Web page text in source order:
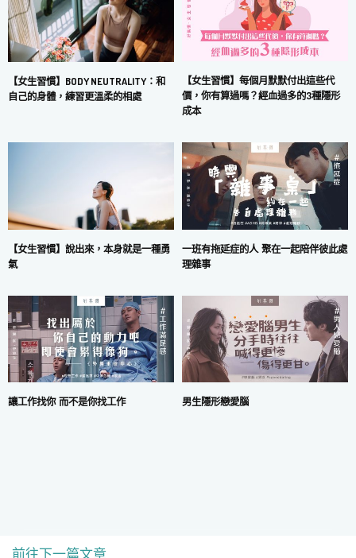
【女生習慣】BODY NEUTRALITY：和
自己的身體，練習更溫柔的相處
【女生習慣】每個月默默付出這些代
價，你有算過嗎？經血過多的3種隱形
成本
【女生習慣】說出來，本身就是一種勇
氣
一班有拖延症的人 聚在一起陪伴彼此處
理雜事
讓工作找你 而不是你找工作 男生隱形戀愛腦
前往下一篇文章COPYRIGHT © 2024 MARS DIGITAL LIMITED.